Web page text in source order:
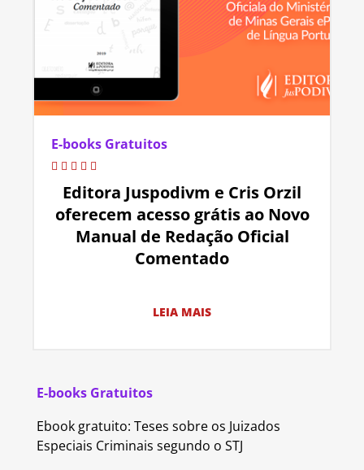
E-books Gratuitos
Editora Juspodivm e Cris Orzil
oferecem acesso grátis ao Novo
Manual de Redação Oficial
Comentado
LEIA MAIS
E-books Gratuitos
Ebook gratuito: Teses sobre os Juizados
Especiais Criminais segundo o STJ